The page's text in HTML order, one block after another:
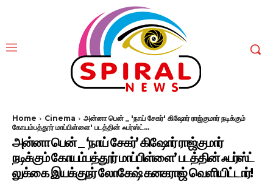
Home Cinema
அன்னா பென் _ 'நாய் சேகர்' கிஷோர் ராஜ்குமார் நடிக்கும்
கோயம்பத்தூர் மாப்பிள்ளை' படத்தின் ஃபர்ஸ்ட்...
அன்னா பென் _ ‘நாய் சேகர்’ கிஷோர் ராஜ்குமார்
நடிக்கும் கோயம்பத்தூர் மாப்பிள்ளை’ படத்தின் ஃபர்ஸ்ட்
லுக்கை இயக்குநர் லோகேஷ் கனகராஜ் வெளியிட்டார்!